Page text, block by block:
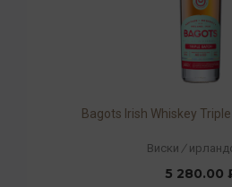
Bagots Irish Whiskey
Виски /
5 280.00